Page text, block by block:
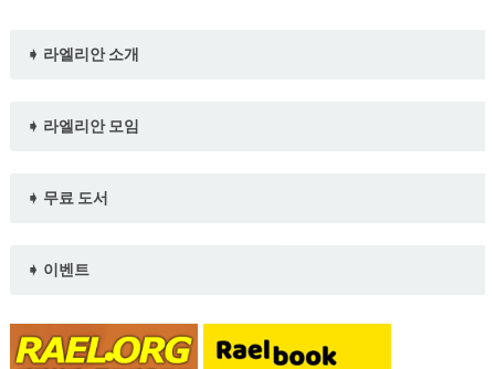
➧ 라엘리안 소개
➧ 라엘리안 모임
➧ 무료 도서
➧ 이벤트